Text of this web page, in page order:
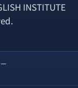
INSTITUTE